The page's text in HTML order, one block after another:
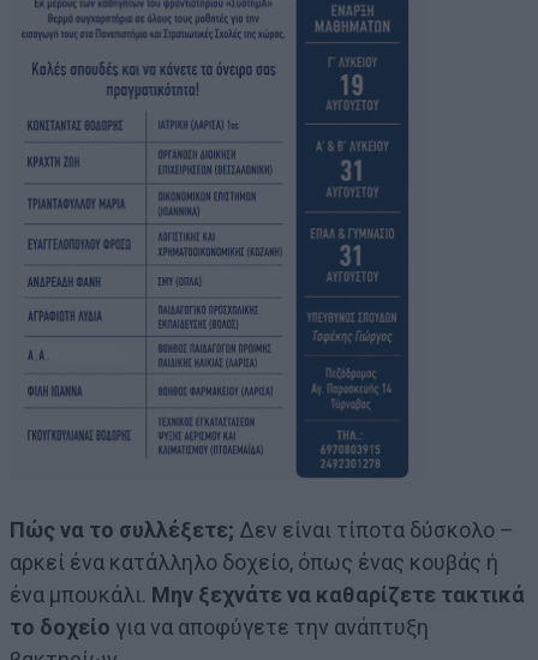
Πώς να το συλλέξετε; Δεν είναι τίποτα δύσκολο –
αρκεί ένα κατάλληλο δοχείο, όπως ένας κουβάς ή
ένα μπουκάλι. Μην ξεχνάτε να καθαρίζετε τακτικά
το δοχείο για να αποφύγετε την ανάπτυξη